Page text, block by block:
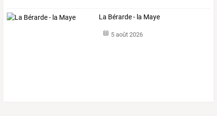
La Bérarde - la Maye
5 août 2026